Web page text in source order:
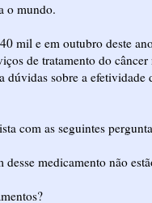
o mundo.
mil e em outubro deste
de tratamento do
sobre a efetividade
com as seguintes
desse medicamento não